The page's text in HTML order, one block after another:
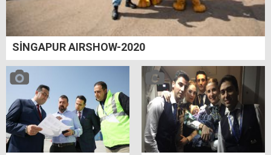
SİNGAPUR AIRSHOW-2020